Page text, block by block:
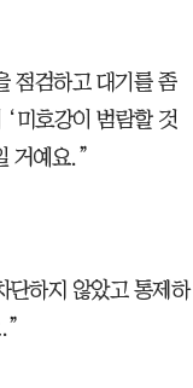
점검하고 대기를 좀
미호강이 범람할 것
거예요.”
단하지 않았고 통제하